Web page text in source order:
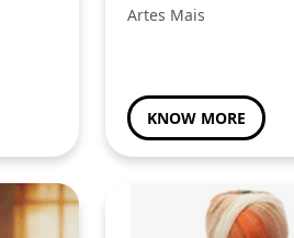
Artes Mais
KNOW MORE